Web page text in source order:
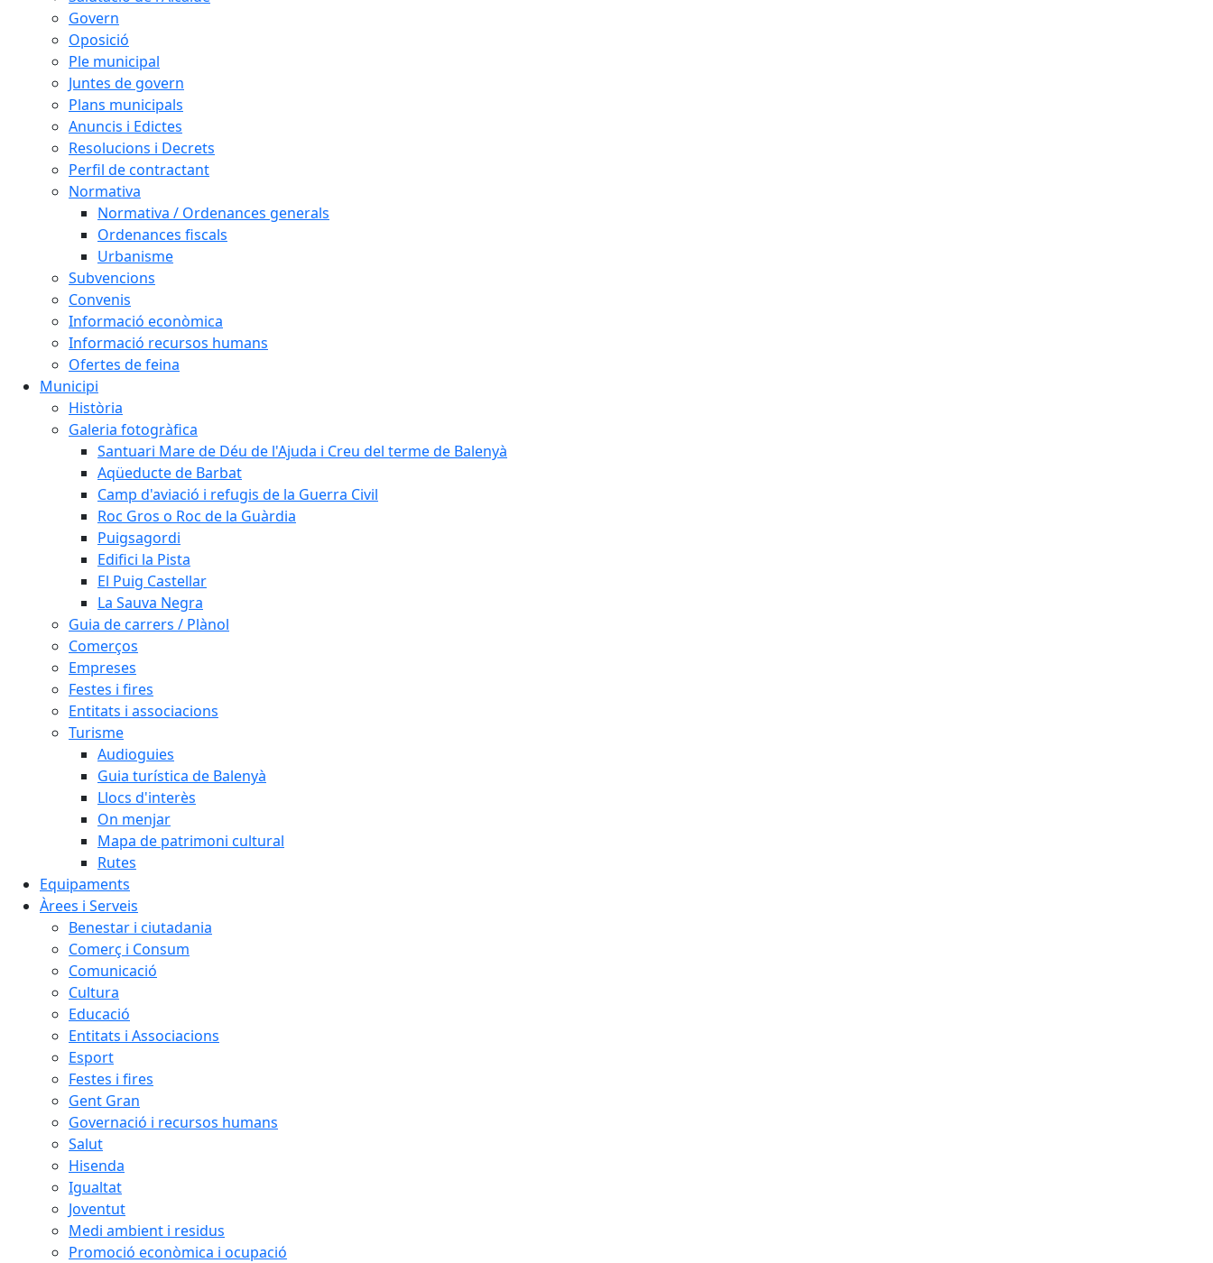
Govern
Oposició
Ple municipal
Juntes de govern
Plans municipals
Anuncis i Edictes
Resolucions i Decrets
Perfil de contractant
Normativa
Normativa / Ordenances generals
Ordenances fiscals
Urbanisme
Subvencions
Convenis
Informació econòmica
Informació recursos humans
Ofertes de feina
Municipi
Història
Galeria fotogràfica
Santuari Mare de Déu de l'Ajuda i Creu del terme de Balenyà
Aqüeducte de Barbat
Camp d'aviació i refugis de la Guerra Civil
Roc Gros o Roc de la Guàrdia
Puigsagordi
Edifici la Pista
El Puig Castellar
La Sauva Negra
Guia de carrers / Plànol
Comerços
Empreses
Festes i fires
Entitats i associacions
Turisme
Audioguies
Guia turística de Balenyà
Llocs d'interès
On menjar
Mapa de patrimoni cultural
Rutes
Equipaments
Àrees i Serveis
Benestar i ciutadania
Comerç i Consum
Comunicació
Cultura
Educació
Entitats i Associacions
Esport
Festes i fires
Gent Gran
Governació i recursos humans
Salut
Hisenda
Igualtat
Joventut
Medi ambient i residus
Promoció econòmica i ocupació